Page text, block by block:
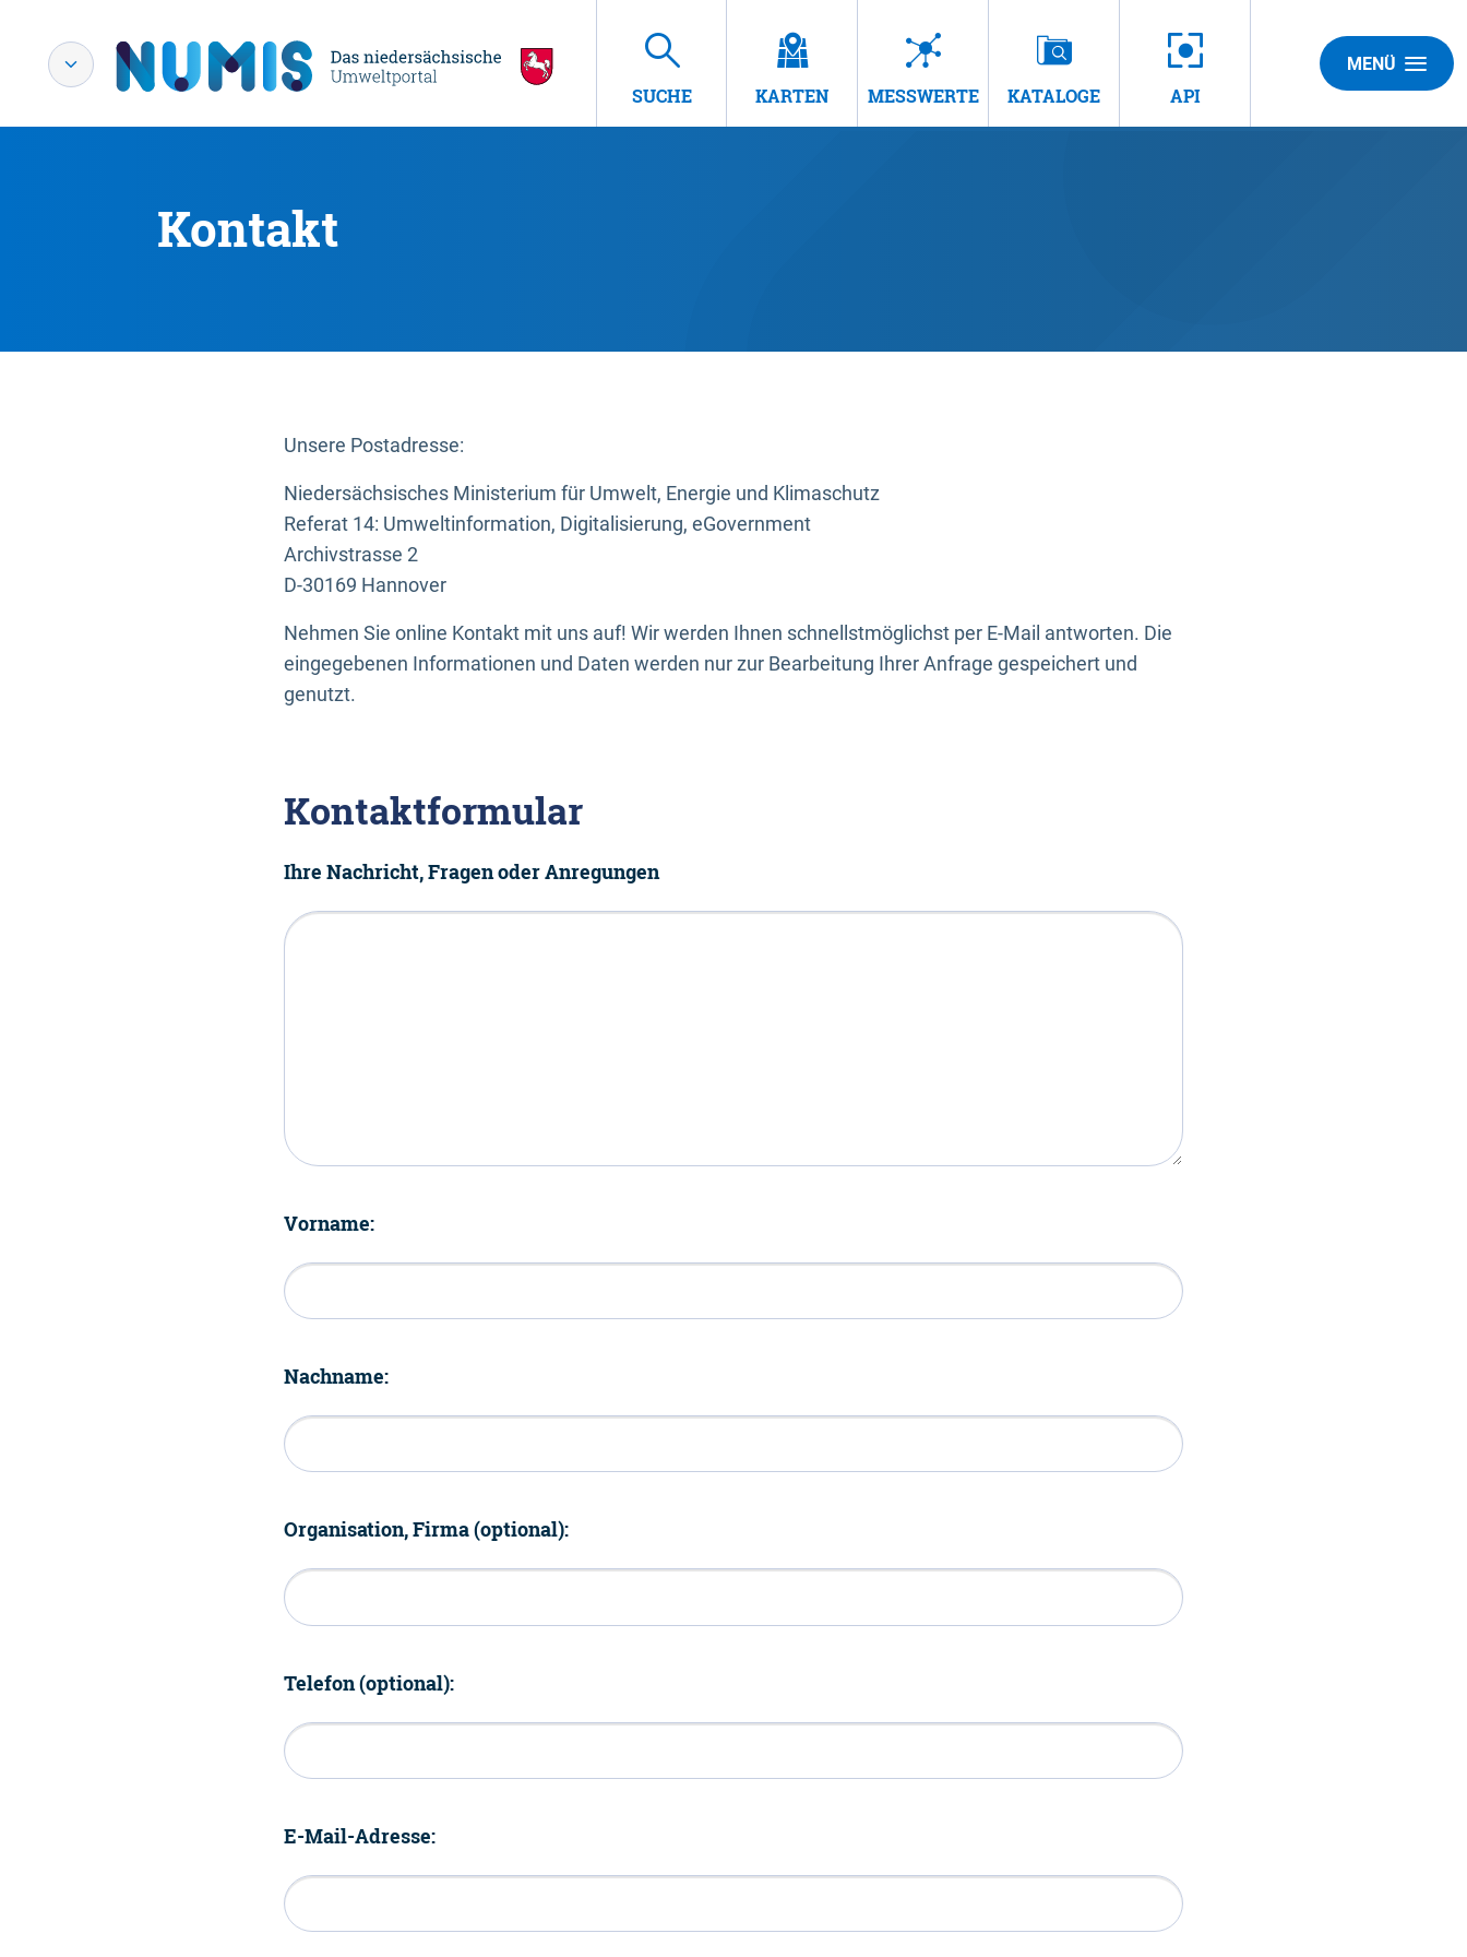
SUCHE KARTEN MESSWERTE KATALOGE API
MENÜ
Kontakt
Unsere Postadresse:
Niedersächsisches Ministerium für Umwelt, Energie und Klimaschutz
Referat 14: Umweltinformation, Digitalisierung, eGovernment
Archivstrasse 2
D-30169 Hannover
Nehmen Sie online Kontakt mit uns auf! Wir werden Ihnen schnellstmöglichst per E-Mail antworten. Die
eingegebenen Informationen und Daten werden nur zur Bearbeitung Ihrer Anfrage gespeichert und
genutzt.
Kontaktformular
Ihre Nachricht, Fragen oder Anregungen
Vorname:
Nachname:
Organisation, Firma (optional):
Telefon (optional):
E-Mail-Adresse: